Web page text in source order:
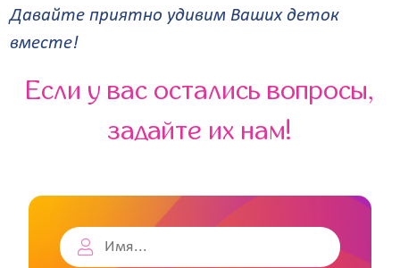
Давайте приятно удивим Ваших деток
вместе!
Если у вас остались вопросы,
задайте их нам!